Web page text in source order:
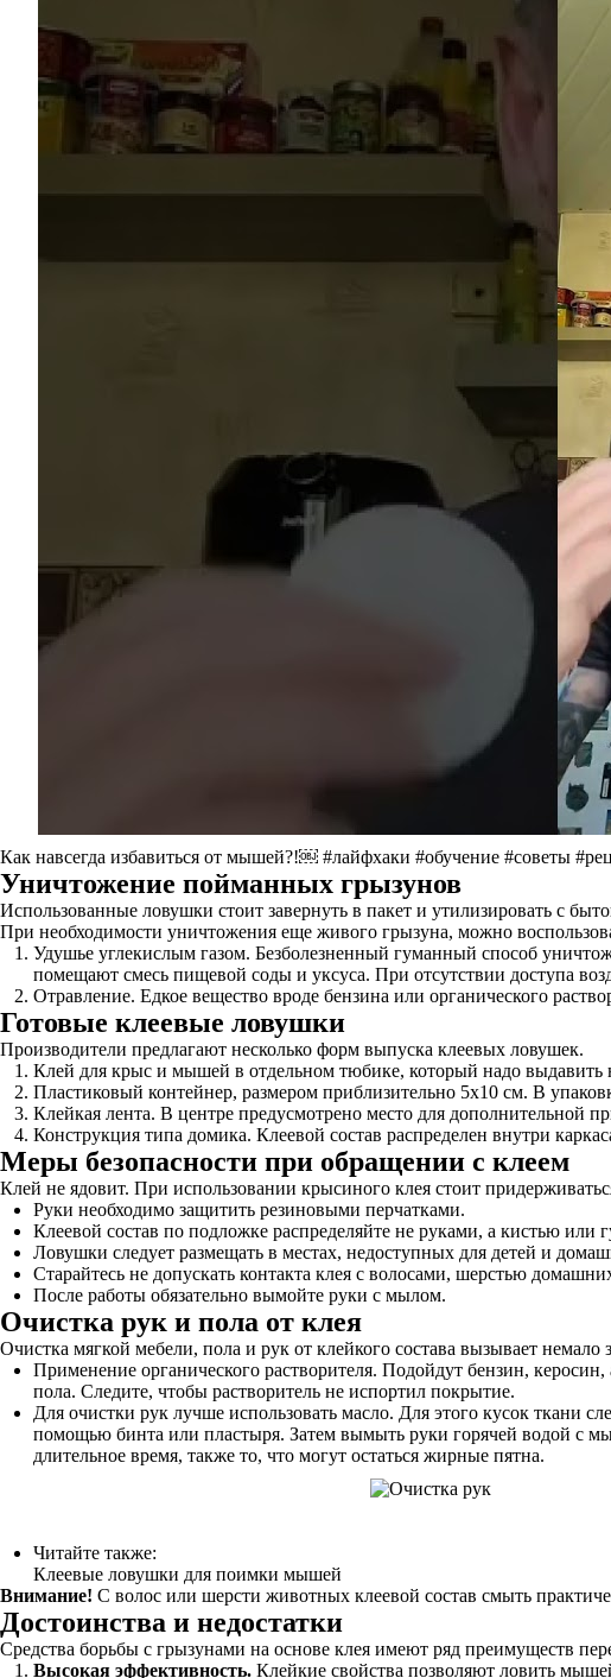
Как навсегда избавиться от мышей?!￼ #лайфхаки #обучение #советы
Уничтожение пойманных грызунов
Использованные ловушки стоит завернуть в пакет и утилизировать с
При необходимости уничтожения еще живого грызуна, можно
Удушье углекислым газом. Безболезненный гуманный способ
помещают смесь пищевой соды и уксуса. При отсутствии доступа
Отравление. Едкое вещество вроде бензина или органического
Готовые клеевые ловушки
Производители предлагают несколько форм выпуска клеевых ловушек.
Клей для крыс и мышей в отдельном тюбике, который надо выдавить
Пластиковый контейнер, размером приблизительно 5х10 см. В
Клейкая лента. В центре предусмотрено место для дополнительной
Конструкция типа домика. Клеевой состав распределен внутри
Меры безопасности при обращении с клеем
Клей не ядовит. При использовании крысиного клея стоит
Руки необходимо защитить резиновыми перчатками.
Клеевой состав по подложке распределяйте не руками, а кистью или
Ловушки следует размещать в местах, недоступных для детей и
Старайтесь не допускать контакта клея с волосами, шерстью
После работы обязательно вымойте руки с мылом.
Очистка рук и пола от клея
Очистка мягкой мебели, пола и рук от клейкого состава вызывает
Применение органического растворителя. Подойдут бензин,
пола. Следите, чтобы растворитель не испортил покрытие.
Для очистки рук лучше использовать масло. Для этого кусок ткани
помощью бинта или пластыря. Затем вымыть руки горячей водой с
длительное время, также то, что могут остаться жирные пятна.
Читайте также:
Клеевые ловушки для поимки мышей
Внимание! С волос или шерсти животных клеевой состав смыть
Достоинства и недостатки
Средства борьбы с грызунами на основе клея имеют ряд преимуществ
Высокая эффективность. Клейкие свойства позволяют ловить